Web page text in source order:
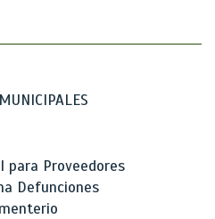
para Proveedores
Defunciones